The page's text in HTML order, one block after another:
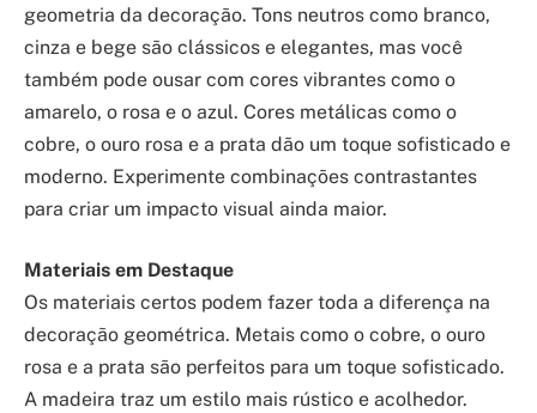
geometria da decoração. Tons neutros como branco,
cinza e bege são clássicos e elegantes, mas você
também pode ousar com cores vibrantes como o
amarelo, o rosa e o azul. Cores metálicas como o
cobre, o ouro rosa e a prata dão um toque sofisticado e
moderno. Experimente combinações contrastantes
para criar um impacto visual ainda maior.
Materiais em Destaque
Os materiais certos podem fazer toda a diferença na
decoração geométrica. Metais como o cobre, o ouro
rosa e a prata são perfeitos para um toque sofisticado.
A madeira traz um estilo mais rústico e acolhedor.